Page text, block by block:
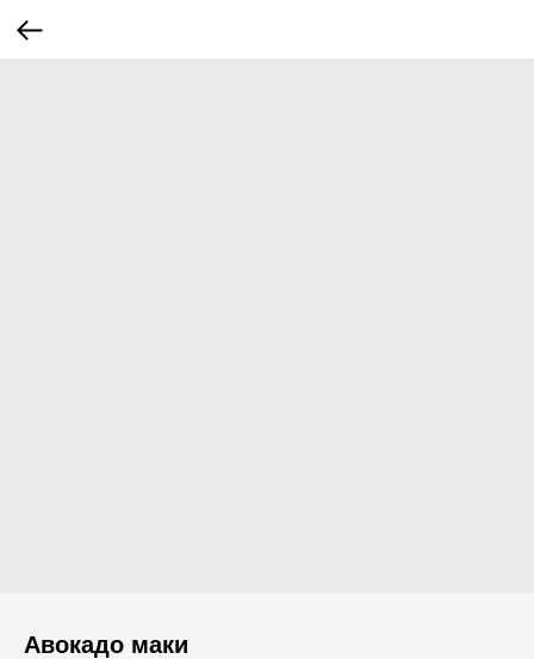
Авокадо маки